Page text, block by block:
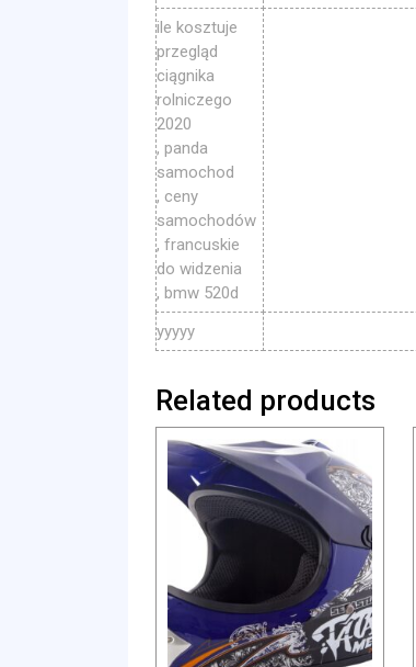
ile kosztuje
przegląd
ciągnika
rolniczego
2020
, panda
samochod
, ceny
samochodów
, francuskie
do widzenia
, bmw 520d
yyyyy
Related products